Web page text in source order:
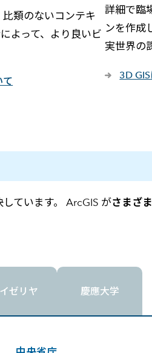
類のないコンテキ
よって、より良いビ
て
詳細で臨
ンを作成
実世界の
3D
ています。 ArcGIS がさまざ
ゼリヤ 慶應大学